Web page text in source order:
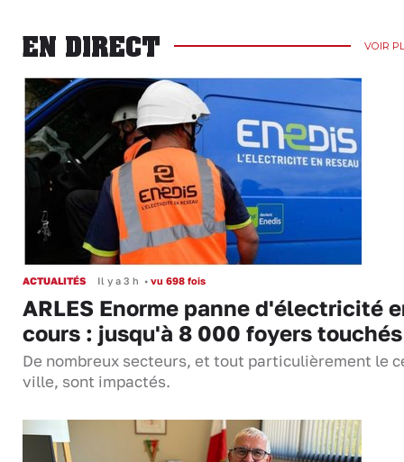
EN DIRECT VOIR
ACTUALITÉS Il y a 3 h • vu 698 fois
ARLES Enorme panne d'électricité
cours : jusqu'à 8 000 foyers touchés
De nombreux secteurs, et tout particulièrement le
ville, sont impactés.